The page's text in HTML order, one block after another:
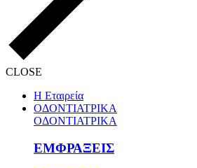
CLOSE
Η Εταιρεία
ΟΔΟΝΤΙΑΤΡΙΚΑ
ΟΔΟΝΤΙΑΤΡΙΚΑ
ΕΜΦΡΑΞΕΙΣ